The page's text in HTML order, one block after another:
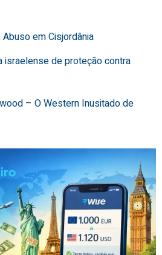
em Cisjordânia
israelense de proteção contra
– O Western Inusitado de